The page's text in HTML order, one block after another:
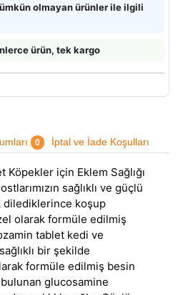
olmayan ürünler ile ilgili
ürün, tek kargo
0 İptal ve İade Koşulları
Köpekler için Eklem Sağlığı
sağlıklı ve güçlü
dilediklerince koşup
olarak formüle edilmiş
tablet kedi ve
bir şekilde
formüle edilmiş besin
glucosamine